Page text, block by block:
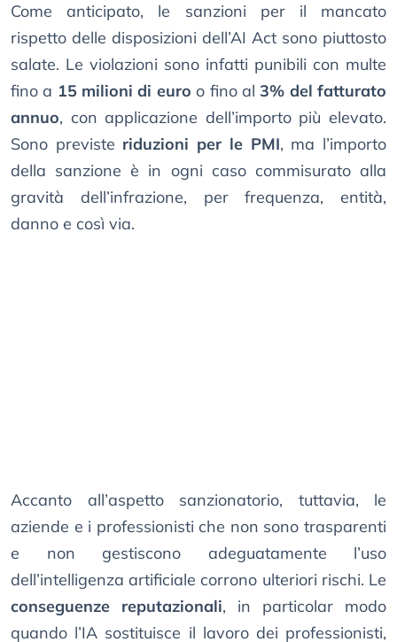
Come anticipato, le sanzioni per il mancato
rispetto delle disposizioni dell’AI Act sono piuttosto
salate. Le violazioni sono infatti punibili con multe
fino a 15 milioni di euro o fino al3% del fatturato
annuo, con applicazione dell’importo più elevato.
Sono previste riduzioni per le PMI, ma l’importo
della sanzione è in ogni caso commisurato alla
gravità dell’infrazione, per frequenza, entità,
danno e così via.
Accanto all’aspetto sanzionatorio, tuttavia, le
aziende e i professionisti che non sono trasparenti
e non gestiscono adeguatamente l’uso
dell’intelligenza artificiale corrono ulteriori rischi. Le
conseguenze reputazionali, in particolar modo
quando l’IA sostituisce il lavoro dei professionisti,